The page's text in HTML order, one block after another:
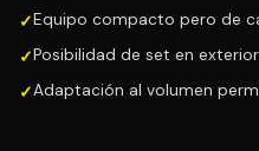
Equipo compacto pero de
Posibilidad de set en
Adaptación al volumen